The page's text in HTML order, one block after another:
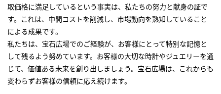
取価格に満足しているという事実は、私たちの努力と献身の証で
す。これは、中間コストを削減し、市場動向を熟知していること
による成果です。
私たちは、宝石広場でのご経験が、お客様にとって特別な記憶と
して残るよう努めています。お客様の大切な時計やジュエリーを通
じて、価値ある未来を創り出しましょう。宝石広場は、これからも
変わらずお客様の信頼に応え続けます。